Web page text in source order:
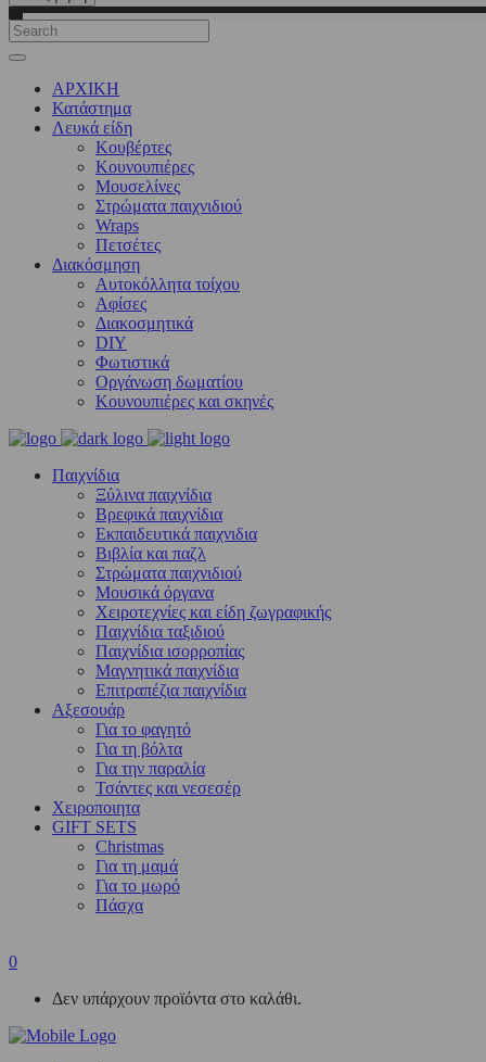
ΑΡΧΙΚΗ
Κατάστημα
Λευκά είδη
Kουβέρτες
Κουνουπιέρες
Μουσελίνες
Στρώματα παιχνιδιού
Wraps
Πετσέτες
Διακόσμηση
Αυτοκόλλητα τοίχου
Αφίσες
Διακοσμητικά
DIY
Φωτιστικά
Οργάνωση δωματίου
Κουνουπιέρες και σκηνές
Παιχνίδια
Ξύλινα παιχνίδια
Βρεφικά παιχνίδια
Εκπαιδευτικά παιχνιδια
Βιβλία και παζλ
Στρώματα παιχνιδιού
Μουσικά όργανα
Χειροτεχνίες και είδη ζωγραφικής
Παιχνίδια ταξιδιού
Παιχνίδια ισορροπίας
Μαγνητικά παιχνίδια
Επιτραπέζια παιχνίδια
Αξεσουάρ
Για το φαγητό
Για τη βόλτα
Για την παραλία
Τσάντες και νεσεσέρ
Χειροποιητα
GIFT SETS
Christmas
Για τη μαμά
Για το μωρό
Πάσχα
0
Δεν υπάρχουν προϊόντα στο καλάθι.